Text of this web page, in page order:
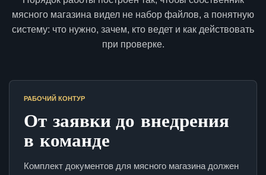
мясного магазина видел не набор файлов, а понятную
систему: что нужно, зачем, кто ведет и как действовать
при проверке.
РАБОЧИЙ КОНТУР
От заявки до внедрения
в команде
Комплект документов для мясного магазина должен